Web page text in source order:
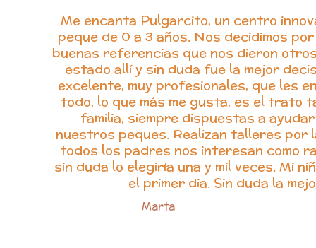
Me encanta Pulgarcito, un centro
peque de 0 a 3 años. Nos decidimos
buenas referencias que nos dieron
estado allí y sin duda fue la mejor
excelente, muy profesionales, que les
todo, lo que más me gusta, es el trato
familia, siempre dispuestas a
nuestros peques. Realizan talleres por
todos los padres nos interesan como
sin duda lo elegiría una y mil veces. Mi
el primer dia. Sin duda la
Marta